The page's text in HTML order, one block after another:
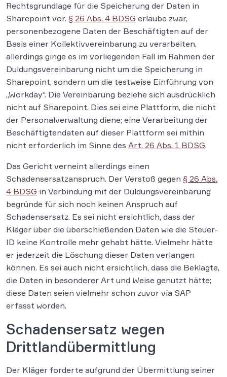
Rechtsgrundlage für die Speicherung der Daten in
Sharepoint vor. § 26 Abs. 4 BDSG erlaube zwar,
personenbezogene Daten der Beschäftigten auf der
Basis einer Kollektivvereinbarung zu verarbeiten,
allerdings ginge es im vorliegenden Fall im Rahmen der
Duldungsvereinbarung nicht um die Speicherung in
Sharepoint, sondern um die testweise Einführung von
„Workday“. Die Vereinbarung beziehe sich ausdrücklich
nicht auf Sharepoint. Dies sei eine Plattform, die nicht
der Personalverwaltung diene; eine Verarbeitung der
Beschäftigtendaten auf dieser Plattform sei mithin
nicht erforderlich im Sinne des Art. 26 Abs. 1 BDSG.
Das Gericht verneint allerdings einen
Schadensersatzanspruch. Der Verstoß gegen § 26 Abs.
4 BDSG in Verbindung mit der Duldungsvereinbarung
begründe für sich noch keinen Anspruch auf
Schadensersatz. Es sei nicht ersichtlich, dass der
Kläger über die überschießenden Daten wie die Steuer-
ID keine Kontrolle mehr gehabt hätte. Vielmehr hätte
er jederzeit die Löschung dieser Daten verlangen
können. Es sei auch nicht ersichtlich, dass die Beklagte,
die Daten in besonderer Art und Weise genutzt hätte;
diese Daten seien vielmehr schon zuvor via SAP
erfasst worden.
Schadensersatz wegen
Drittlandübermittlung
Der Kläger forderte aufgrund der Übermittlung seiner